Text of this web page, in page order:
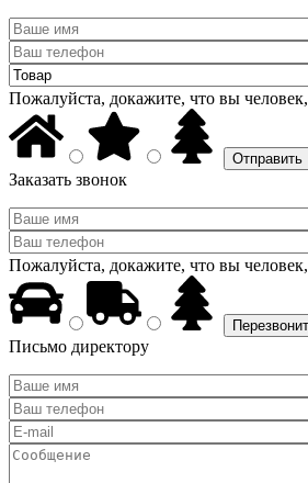
Пожалуйста, докажите, что вы
Заказать звонок
Пожалуйста, докажите, что вы
Письмо директору